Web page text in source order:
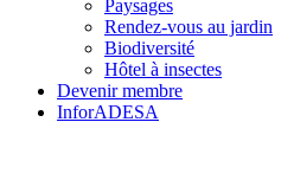
Paysages
Rendez-vous au jardin
Biodiversité
Hôtel à insectes
Devenir membre
InforADESA